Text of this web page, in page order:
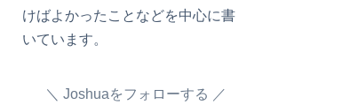
けばよかったことなどを中心に書
いています。
Joshuaをフォローする